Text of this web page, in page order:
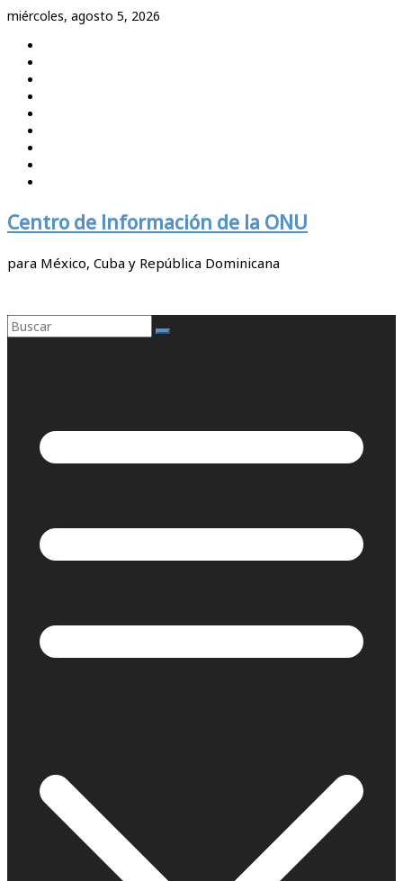
Saltar
contenido
miércoles, agosto 5, 2026
Centro de Información de la ONU
para México, Cuba y República Dominicana